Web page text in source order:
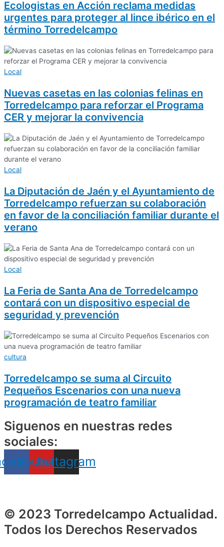
Ecologistas en Acción reclama medidas
urgentes para proteger al lince ibérico en el
término Torredelcampo
Local
Nuevas casetas en las colonias felinas en
Torredelcampo para reforzar el Programa
CER y mejorar la convivencia
Local
La Diputación de Jaén y el Ayuntamiento de
Torredelcampo refuerzan su colaboración
en favor de la conciliación familiar durante el
verano
Local
La Feria de Santa Ana de Torredelcampo
contará con un dispositivo especial de
seguridad y prevención
cultura
Torredelcampo se suma al Circuito
Pequeños Escenarios con una nueva
programación de teatro familiar
Siguenos en nuestras redes
sociales:
Youtube
Instagram
© 2023 Torredelcampo Actualidad.
Todos los Derechos Reservados